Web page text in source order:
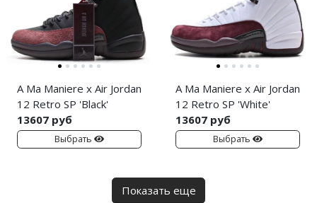
A Ma Maniere x Air Jordan
12 Retro SP 'Black'
13607 руб
Выбрать
A Ma Maniere x Air Jordan
12 Retro SP 'White'
13607 руб
Выбрать
Показать еще